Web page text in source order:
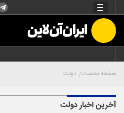
صفحه نخست دولت
آخرین اخبار دولت